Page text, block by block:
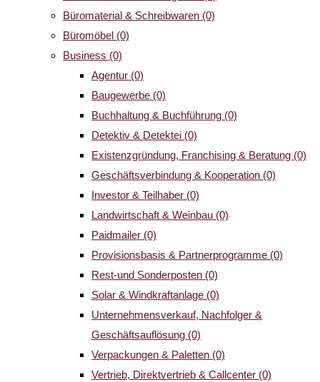
Büromaterial & Schreibwaren (0)
Büromöbel (0)
Business (0)
Agentur (0)
Baugewerbe (0)
Buchhaltung & Buchführung (0)
Detektiv & Detektei (0)
Existenzgründung, Franchising & Beratung (0)
Geschäftsverbindung & Kooperation (0)
Investor & Teilhaber (0)
Landwirtschaft & Weinbau (0)
Paidmailer (0)
Provisionsbasis & Partnerprogramme (0)
Rest-und Sonderposten (0)
Solar & Windkraftanlage (0)
Unternehmensverkauf, Nachfolger &
Geschäftsauflösung (0)
Verpackungen & Paletten (0)
Vertrieb, Direktvertrieb & Callcenter (0)